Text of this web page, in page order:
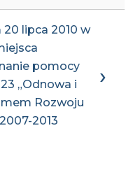
20 lipca 2010 w
pomocy
„Odnowa i
Rozwoju
2013